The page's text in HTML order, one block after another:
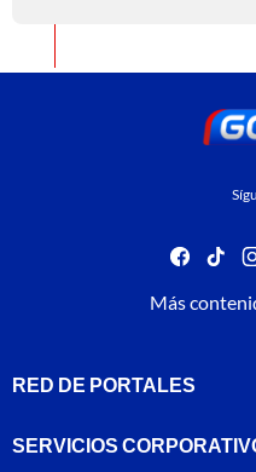
Más
RED DE PORTALES
SERVICIOS